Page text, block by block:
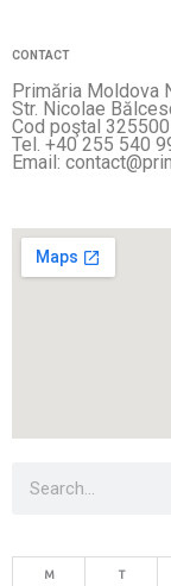
CONTACT
Primăria Moldova
Str. Nicolae
Cod poştal 325500
Tel. +40 255 540
Email:
M T